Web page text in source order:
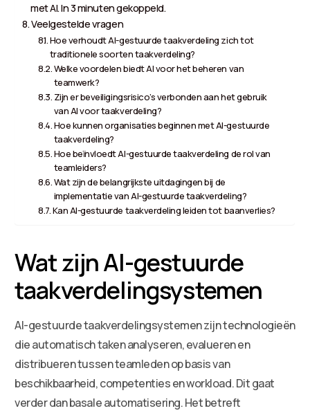
met AI. In 3 minuten gekoppeld.
Veelgestelde vragen
Hoe verhoudt AI-gestuurde taakverdeling zich tot
traditionele soorten taakverdeling?
Welke voordelen biedt AI voor het beheren van
teamwerk?
Zijn er beveiligingsrisico’s verbonden aan het gebruik
van AI voor taakverdeling?
Hoe kunnen organisaties beginnen met AI-gestuurde
taakverdeling?
Hoe beïnvloedt AI-gestuurde taakverdeling de rol van
teamleiders?
Wat zijn de belangrijkste uitdagingen bij de
implementatie van AI-gestuurde taakverdeling?
Kan AI-gestuurde taakverdeling leiden tot baanverlies?
Wat zijn AI-gestuurde
taakverdelingsystemen
AI-gestuurde taakverdelingsystemen zijn technologieën
die automatisch taken analyseren, evalueren en
distribueren tussen teamleden op basis van
beschikbaarheid, competenties en workload. Dit gaat
verder dan basale automatisering. Het betreft